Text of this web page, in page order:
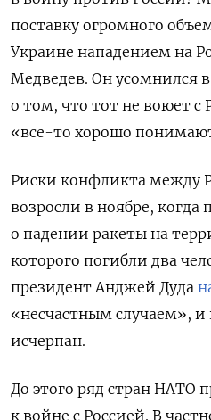
поставку огромного
Украине нападением на
Медведев. Он усомнился
о том, что тот не воюет с
«все-то хорошо
Риски конфликта между
возросли в ноябре,
о падении ракеты на
которого погибли два
президент Анджей Дуда
«несчастным случаем»,
исчерпан.
До этого ряд стран НАТО
к войне с Россией. В